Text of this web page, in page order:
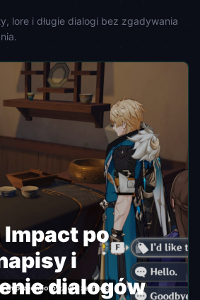
lore i długie dialogi bez zgadywania
Impact po
i
dialogów